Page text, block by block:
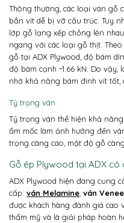
Thông thường, các loại ván gỗ
bắn vít dễ bị vỡ cấu trúc. Tuy
lớp gỗ lạng xếp chồng lên
ngang với các loại gỗ thịt.
gỗ tại ADX Plywood, độ bám
độ bám cạnh ~1.66 kN. Do
nhờ khả năng bám đinh vít tốt,
Tỷ trọng ván
Tỷ trọng ván thể hiện khả
ẩm mốc làm ảnh hưởng đến
trọng càng cao, mật độ gỗ
Gỗ ép Plywood tại ADX có
ADX Plywood hiện đang cung
cấp: ván Melamine ván
được khách hàng đánh giá cao
thẩm mỹ và là giải pháp hoàn